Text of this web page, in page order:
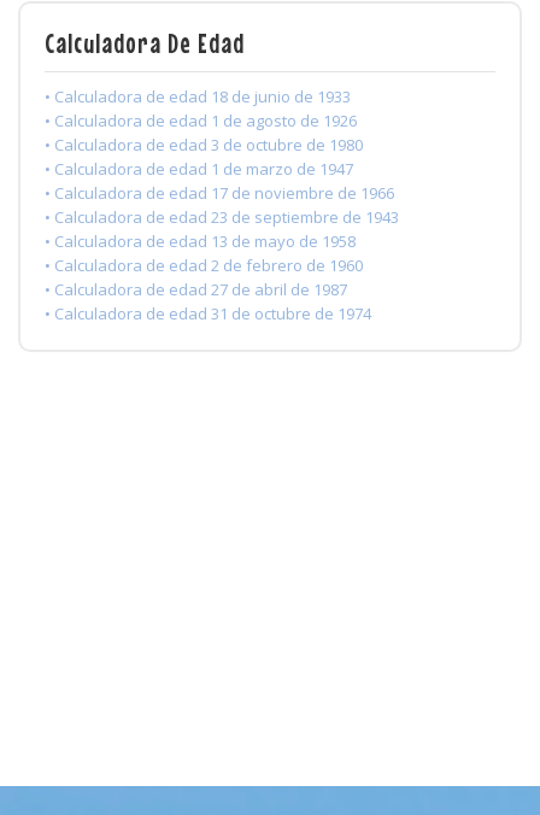
Calculadora De Edad
• Calculadora de edad 18 de junio de 1933
• Calculadora de edad 1 de agosto de 1926
• Calculadora de edad 3 de octubre de 1980
• Calculadora de edad 1 de marzo de 1947
• Calculadora de edad 17 de noviembre de 1966
• Calculadora de edad 23 de septiembre de 1943
• Calculadora de edad 13 de mayo de 1958
• Calculadora de edad 2 de febrero de 1960
• Calculadora de edad 27 de abril de 1987
• Calculadora de edad 31 de octubre de 1974